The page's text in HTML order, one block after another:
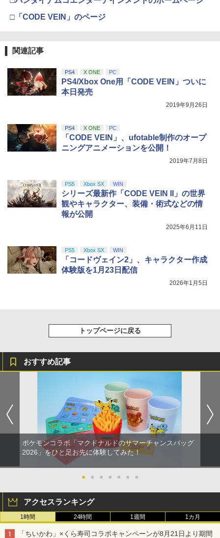
□「CODE VEIN」のページ
関連記事
PS4 X ONE PC
PS4/Xbox One用「CODE VEIN」ついに
本日発売
2019年9月26日
PS4 X ONE PC
「CODE VEIN」、ufotable制作のオープ
ニングアニメーションを公開！
2019年7月8日
PS5 Xbox SX WIN
シリーズ最新作「CODE VEIN II」の世界
観やキャラクター、装備・術式などの情
報が公開
2025年6月11日
PS5 Xbox SX WIN
「コードヴェイン2」、キャラクター作成
体験版を1月23日配信
2026年1月5日
トップページに戻る
おすすめ記事
ポケモンコラボ「マクドナルドのサマーチャンスバッグ
2026」をひと足お先に体験してみた！
● ● ● ● ● ● ●
アクセスランキング
1時間 24時間 1週間 1カ月
「ちいかわ」×くら寿司コラボキャンペーンが8月21日より期間